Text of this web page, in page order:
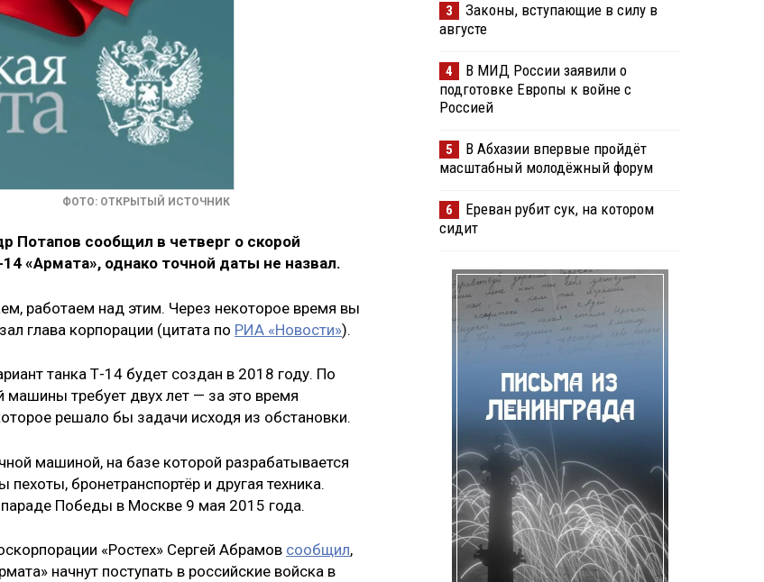
ФОТО: ОТКРЫТЫЙ ИСТОЧНИК
Потапов сообщил в четверг о скорой
«Армата», однако точной даты не назвал.
работаем над этим. Через некоторое время вы
глава корпорации (цитата по РИА «Новости»).
танка Т-14 будет создан в 2018 году. По
требует двух лет — за это время
решало бы задачи исходя из обстановки.
машиной, на базе которой разрабатывается
бронетранспортёр и другая техника.
Победы в Москве 9 мая 2015 года.
«Ростех» Сергей Абрамов сообщил,
начнут поступать в российские войска в
3
Законы, вступающие в силу в
августе
4
В МИД России заявили о
подготовке Европы к войне с
Россией
5
В Абхазии впервые пройдёт
масштабный молодёжный форум
6
Ереван рубит сук, на котором
сидит